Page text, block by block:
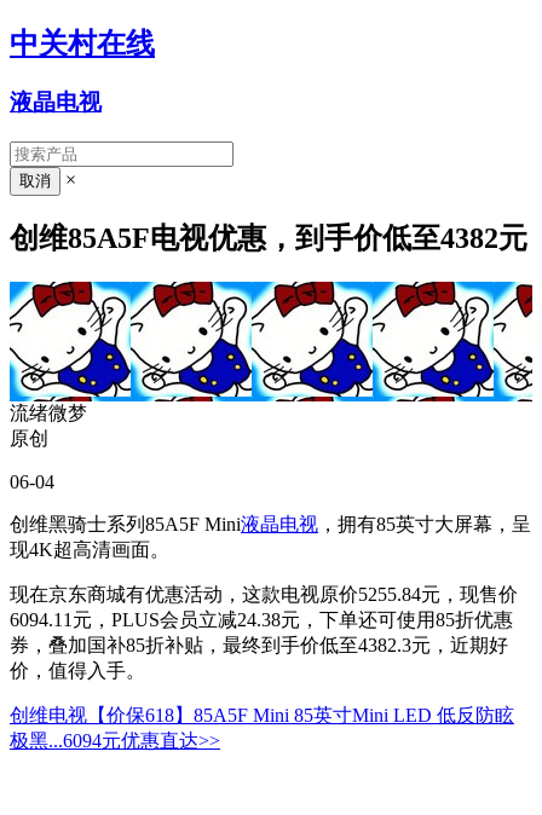
中关村在线
液晶电视
×
创维85A5F电视优惠，到手价低至4382元
流绪微梦
原创
06-04
创维黑骑士系列85A5F Mini液晶电视 ，拥有85英寸大屏幕，呈
现4K超高清画面。
现在京东商城有优惠活动，这款电视原价5255.84元，现售价
6094.11元，PLUS会员立减24.38元，下单还可使用85折优惠
券，叠加国补85折补贴，最终到手价低至4382.3元，近期好
价，值得入手。
创维电视【价保618】85A5F Mini 85英寸Mini LED 低反防眩
极黑...6094元优惠直达>>